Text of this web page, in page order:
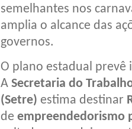
semelhantes nos
amplia o alcance das
governos.
O plano estadual prevê
A Secretaria do
(Setre) estima destinar
de empreendedorismo